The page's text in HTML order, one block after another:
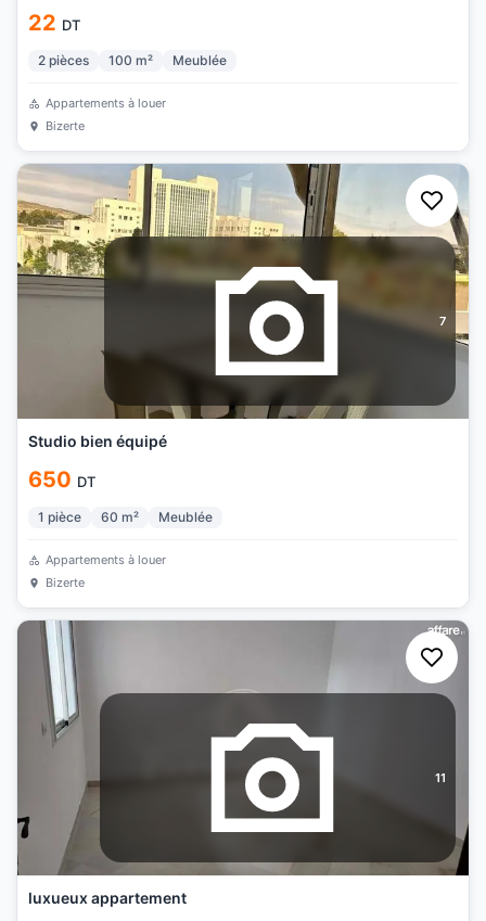
22 DT
2 pièces 100 m² Meublée
Appartements à louer
Bizerte
7
Studio bien équipé
650 DT
1 pièce 60 m² Meublée
Appartements à louer
Bizerte
11
luxueux appartement